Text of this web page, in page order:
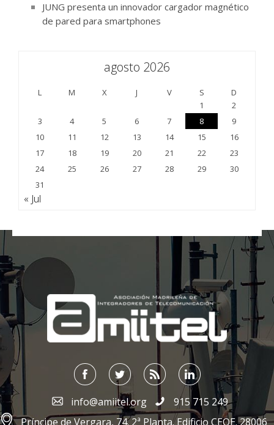
JUNG presenta un innovador cargador magnético
de pared para smartphones
agosto 2026
L M X J V S
D
1
2
3
4 5 6 7 8
9
10
11 12 13 14 15
16
17
18 19 20 21 22
23
24
25 26 27 28 29
30
31
« Jul
;
info@amiitel.org
915 715 249
Príncipe de Vergara, 74. 2ª Planta. Edificio CEOE. 28006